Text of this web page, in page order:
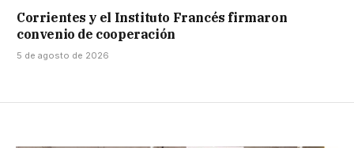
Corrientes y el Instituto Francés firmaron
convenio de cooperación
5 de agosto de 2026